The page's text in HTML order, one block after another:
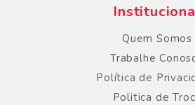
Quem Somos
Trabalhe
Política de
Politica de